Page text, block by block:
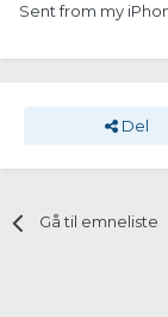
Sent from my
Del
Gå til emneliste